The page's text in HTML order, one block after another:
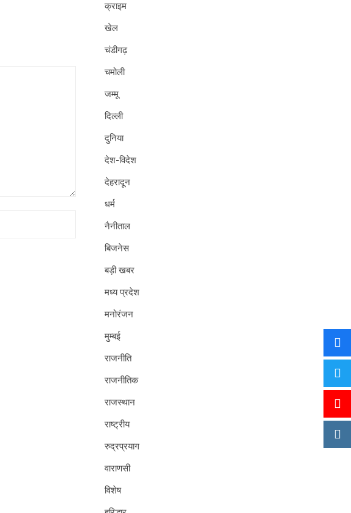
क्राइम
खेल
चंडीगढ़
चमोली
जम्मू
दिल्ली
दुनिया
देश-विदेश
देहरादून
धर्म
नैनीताल
बिजनेस
बड़ी खबर
मध्य प्रदेश
मनोरंजन
मुम्बई
राजनीति
राजनीतिक
राजस्थान
राष्ट्रीय
रुद्रप्रयाग
वाराणसी
विशेष